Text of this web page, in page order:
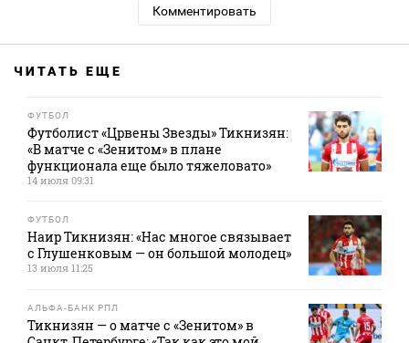
Комментировать
ЧИТАТЬ ЕЩЕ
ФУТБОЛ
Футболист «Црвены Звезды» Тикнизян:
«В матче с «Зенитом» в плане
функционала еще было тяжеловато»
14 июля 09:31
ФУТБОЛ
Наир Тикнизян: «Нас многое связывает
с Глушенковым — он большой молодец»
13 июля 11:25
АЛЬФА-БАНК РПЛ
Тикнизян — о матче с «Зенитом» в